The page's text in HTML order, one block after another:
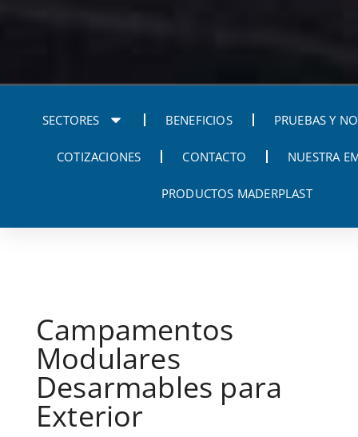
SECTORES BENEFICIOS PRUEBAS Y
COTIZACIONES CONTACTO NUESTRA
PRODUCTOS MADERPLAST
Campamentos
Modulares
Desarmables para
Exterior